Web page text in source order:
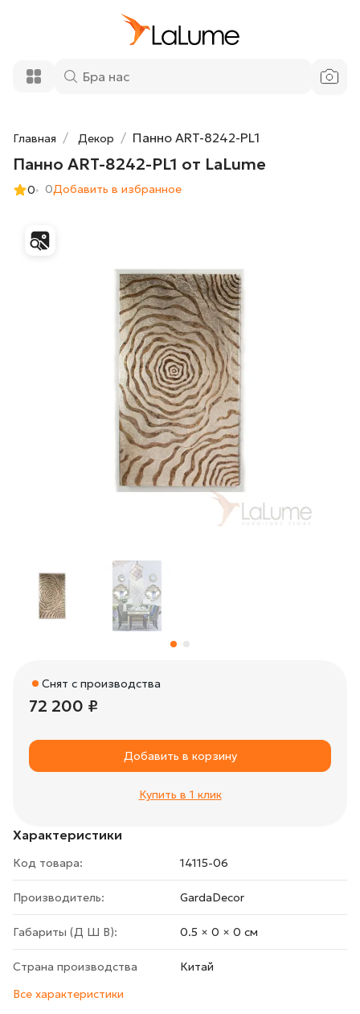
Главная Декор Панно ART-8242-PL1
Панно ART-8242-PL1 от LaLume
0 0Добавить в избранное
Характеристики
Код товара: 14115-06
Производитель: GardaDecor
Габариты (Д Ш В): 0.5 × 0 × 0 cм
Страна производства
Китай
Все характеристики
Снят с производства
72 200 ₽
Добавить в корзину
Купить в 1 клик
Панно ART-8242-PL1 от LaLume